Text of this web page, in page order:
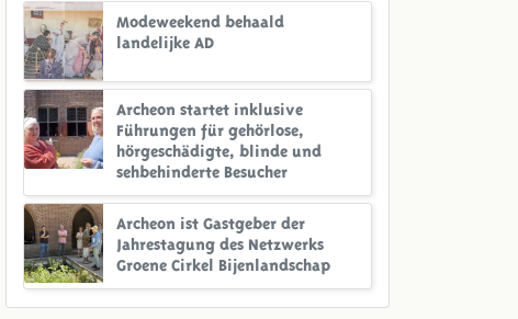
Modeweekend behaald
landelijke AD
Archeon startet inklusive
Führungen für gehörlose,
hörgeschädigte, blinde und
sehbehinderte Besucher
Archeon ist Gastgeber der
Jahrestagung des Netzwerks
Groene Cirkel Bijenlandschap